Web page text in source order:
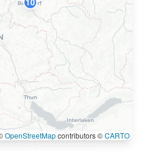
OpenStreetMapcontributors ©CARTO